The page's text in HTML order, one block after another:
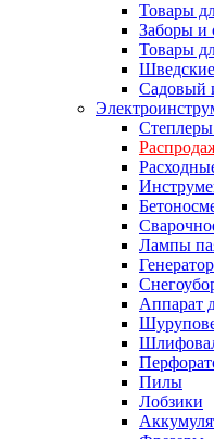
Товары
Заборы и
Товары
Садовый
Степлеры
Лампы
Аппарат
Пилы
Лобзики